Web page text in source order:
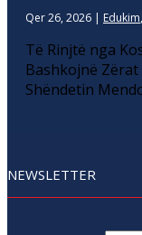
Qer 26, 2026 | Edukim,
Të Rinjtë nga
Bashkojnë
Shëndetin
NEWSLETTER